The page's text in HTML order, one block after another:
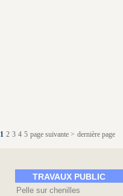
1 2 3 4 5 page suivante > dernière page
TRAVAUX PUBLIC
Pelle sur chenilles